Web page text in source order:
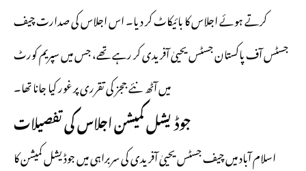
کرتے ہوئے اجلاس کا بائیکاٹ کر دیا۔ اس اجلاس کی صدارت چیف
جسٹس آف پاکستان جسٹس یحییٰ آفریدی کر رہے تھے، جس میں سپریم کورٹ
میں آٹھ نئے ججز کی تقرری پر غور کیا جانا تھا۔
جوڈیشل کمیشن اجلاس کی تفصیلات
اسلام آباد میں چیف جسٹس یحییٰ آفریدی کی سربراہی میں جوڈیشل کمیشن کا